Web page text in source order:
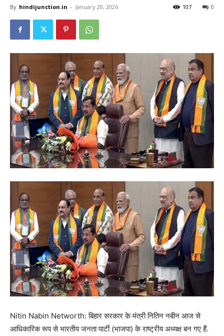
By hindijunction.in - January 20, 2026 0
107
Nitin Nabin Networth: बिहार सरकार के मंत्री नितिन नबीन आज से
आधिकारिक रूप से भारतीय जनता पार्टी (भाजपा) के राष्ट्रीय अध्यक्ष बन गए हैं.